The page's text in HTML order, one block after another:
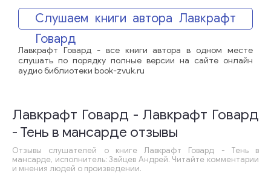
Слушаем книги автора Лавкрафт
Говард
Лавкрафт Говард - все книги автора в одном месте
слушать по порядку полные версии на сайте онлайн
аудио библиотеки book-zvuk.ru
Лавкрафт Говард - Лавкрафт Говард
- Тень в мансарде отзывы
Отзывы слушателей о книге Лавкрафт Говард - Тень в
мансарде, исполнитель: Зайцев Андрей. Читайте комментарии
и мнения людей о произведении.